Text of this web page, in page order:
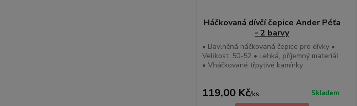
Háčkovaná dívčí čepice Ander Péťa
- 2 barvy
• Bavlněná háčkovaná čepice pro dívky •
Velikost: 50-52 • Lehká, příjemný materiál
• Vháčkované třpytivé kamínky
119,00 Kč/ks Skladem